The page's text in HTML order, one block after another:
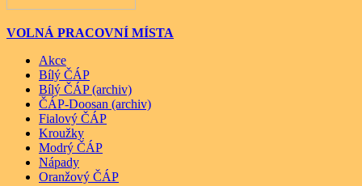
VOLNÁ PRACOVNÍ MÍSTA
Akce
Bílý ČÁP
Bílý ČÁP (archiv)
ČÁP-Doosan (archiv)
Fialový ČÁP
Kroužky
Modrý ČÁP
Nápady
Oranžový ČÁP